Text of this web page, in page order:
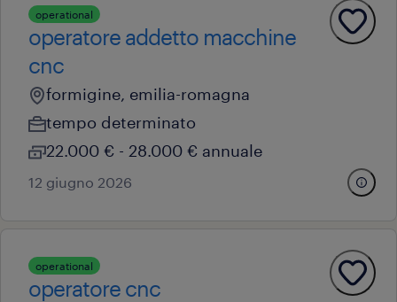
operational
operatore addetto macchine
cnc
formigine, emilia-romagna
tempo determinato
22.000 € - 28.000 € annuale
12 giugno 2026
operational
operatore cnc